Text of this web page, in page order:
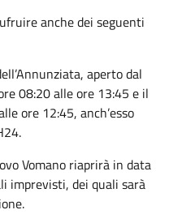
anche dei seguenti
aperto dal
08:20 alle ore 13:45 e il
ore 12:45, anch’esso
Vomano riaprirà in data
imprevisti, dei quali sarà